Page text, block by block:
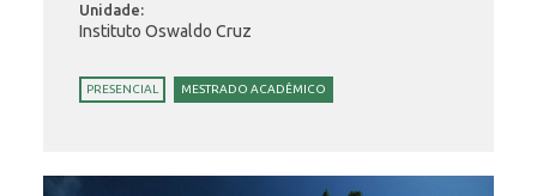
Unidade:
Instituto Oswaldo Cruz
PRESENCIAL MESTRADO ACADÊMICO